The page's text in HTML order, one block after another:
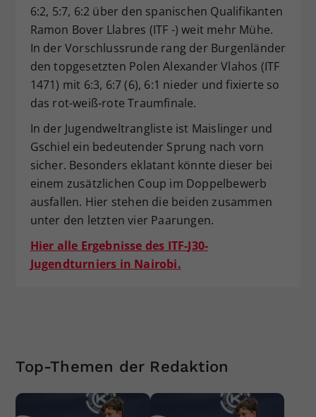
6:2, 5:7, 6:2 über den spanischen Qualifikanten
Ramon Bover Llabres (ITF -) weit mehr Mühe.
In der Vorschlussrunde rang der Burgenländer
den topgesetzten Polen Alexander Vlahos (ITF
1471) mit 6:3, 6:7 (6), 6:1 nieder und fixierte so
das rot-weiß-rote Traumfinale.
In der Jugendweltrangliste ist Maislinger und
Gschiel ein bedeutender Sprung nach vorn
sicher. Besonders eklatant könnte dieser bei
einem zusätzlichen Coup im Doppelbewerb
ausfallen. Hier stehen die beiden zusammen
unter den letzten vier Paarungen.
Hier alle Ergebnisse des ITF-J30-
Jugendturniers in Nairobi.
Top-Themen der Redaktion